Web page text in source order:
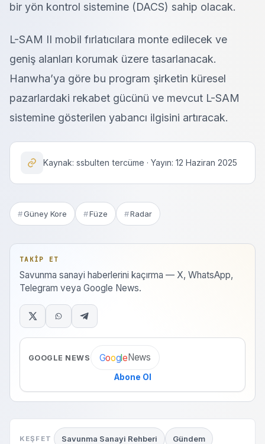
bir yön kontrol sistemine (DACS) sahip olacak.
L-SAM II mobil fırlatıcılara monte edilecek ve
geniş alanları korumak üzere tasarlanacak.
Hanwha’ya göre bu program şirketin küresel
pazarlardaki rekabet gücünü ve mevcut L-SAM
sistemine gösterilen yabancı ilgisini artıracak.
Kaynak: ssbulten tercüme · Yayın: 12 Haziran 2025
Güney Kore Füze Radar
TAKIP ET
Savunma sanayi haberlerini kaçırma — X, WhatsApp,
Telegram veya Google News.
GOOGLE NEWS GoogleNews
Abone Ol
KEŞFET Savunma Sanayi Rehberi Gündem